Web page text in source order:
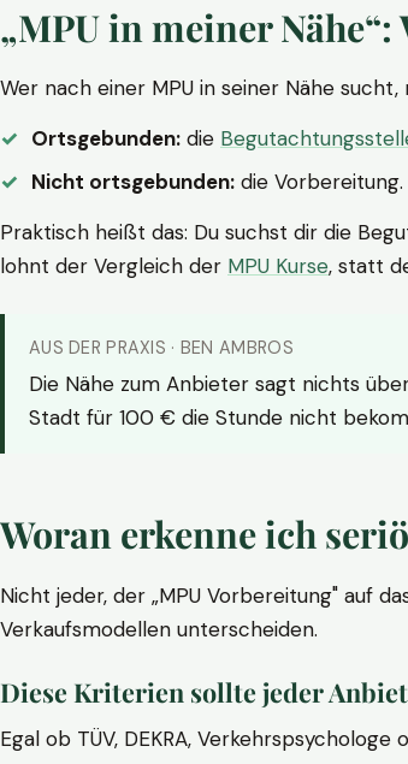
„MPU in meiner
Wer nach einer MPU in seiner Nähe
Ortsgebunden: die
Nicht ortsgebunden: die
Praktisch heißt das: Du suchst dir die
lohnt der Vergleich der MPU Kurse, statt
AUS DER PRAXIS · BEN AMBROS
Die Nähe zum Anbieter sagt nichts
Stadt für 100 € die Stunde nicht
Woran erkenne ich
Nicht jeder, der „MPU Vorbereitung" auf
Verkaufsmodellen unterscheiden.
Diese Kriterien sollte jeder
Egal ob TÜV, DEKRA,